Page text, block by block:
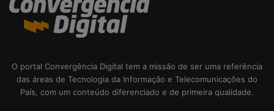
O portal Convergência Digital tem a missão de ser uma referência
das áreas de Tecnologia da Informação e Telecomunicações do
País, com um conteúdo diferenciado e de primeira qualidade.